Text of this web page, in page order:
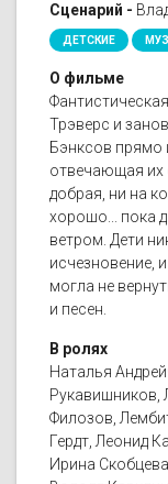
Сценарий -
ДЕТСКИЕ
О фильме
Трэверс и
Бэнксов прямо
отвечающая их
добрая, ни на
хорошо... пока
ветром. Дети
исчезновение,
могла не
и песен.
В ролях
Наталья
Рукавишников,
Филозов,
Гердт, Леонид
Ирина